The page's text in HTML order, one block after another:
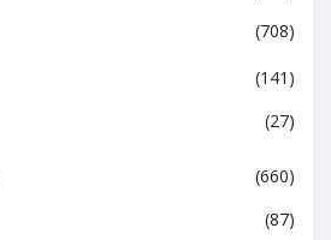
(708)
(141)
(27)
(660)
(87)